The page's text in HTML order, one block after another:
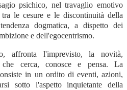
psichico, nel travaglio emotivo
le cesure e le discontinuità della
dogmatica, a dispetto dei
e dell'egocentrismo.
affronta l'imprevisto, la novità,
cerca, conosce e pensa. La
in un ordito di eventi, azioni,
sotto l'aspetto inquietante della